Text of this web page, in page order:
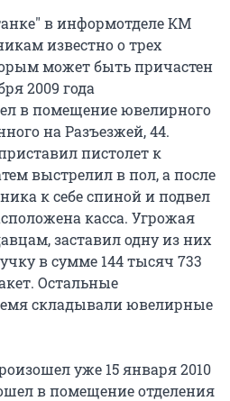
в информотделе КМ
известно о трех
может быть причастен
2009 года
в помещение ювелирного
на Разъезжей, 44.
пистолет к
выстрелил в пол, а после
к себе спиной и подвел
касса. Угрожая
заставил одну из них
в сумме 144 тысяч 733
Остальные
складывали ювелирные
уже 15 января 2010
в помещение отделения